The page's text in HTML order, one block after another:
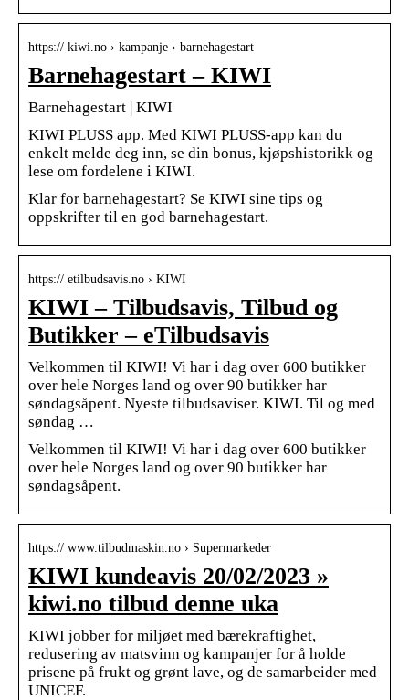
https:// kiwi.no › kampanje › barnehagestart
Barnehagestart – KIWI
Barnehagestart | KIWI
KIWI PLUSS app. Med KIWI PLUSS-app kan du
enkelt melde deg inn, se din bonus, kjøpshistorikk og
lese om fordelene i KIWI.
Klar for barnehagestart? Se KIWI sine tips og
oppskrifter til en god barnehagestart.
https:// etilbudsavis.no › KIWI
KIWI – Tilbudsavis, Tilbud og
Butikker – eTilbudsavis
Velkommen til KIWI! Vi har i dag over 600 butikker
over hele Norges land og over 90 butikker har
søndagsåpent. Nyeste tilbudsaviser. KIWI. Til og med
søndag …
Velkommen til KIWI! Vi har i dag over 600 butikker
over hele Norges land og over 90 butikker har
søndagsåpent.
https:// www.tilbudmaskin.no › Supermarkeder
KIWI kundeavis 20/02/2023 »
kiwi.no tilbud denne uka
KIWI jobber for miljøet med bærekraftighet,
redusering av matsvinn og kampanjer for å holde
prisene på frukt og grønt lave, og de samarbeider med
UNICEF.